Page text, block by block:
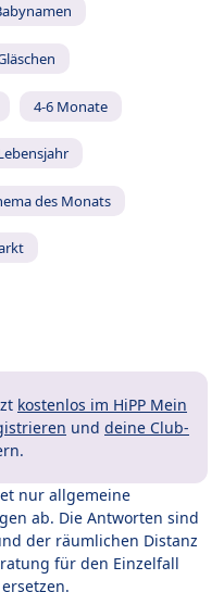
4-6 Monate
des Monats
kostenlos im HiPP Mein
und deine Club-
nur allgemeine
ab. Die Antworten sind
der räumlichen Distanz
für den Einzelfall